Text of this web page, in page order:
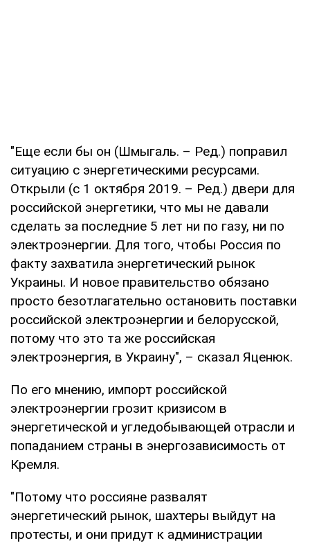
"Еще если бы он (Шмыгаль. – Ред.) поправил
ситуацию с энергетическими ресурсами.
Открыли (с 1 октября 2019. – Ред.) двери для
российской энергетики, что мы не давали
сделать за последние 5 лет ни по газу, ни по
электроэнергии. Для того, чтобы Россия по
факту захватила энергетический рынок
Украины. И новое правительство обязано
просто безотлагательно остановить поставки
российской электроэнергии и белорусской,
потому что это та же российская
электроэнергия, в Украину", – сказал Яценюк.
По его мнению, импорт российской
электроэнергии грозит кризисом в
энергетической и угледобывающей отрасли и
попаданием страны в энергозависимость от
Кремля.
"Потому что россияне развалят
энергетический рынок, шахтеры выйдут на
протесты, и они придут к администрации